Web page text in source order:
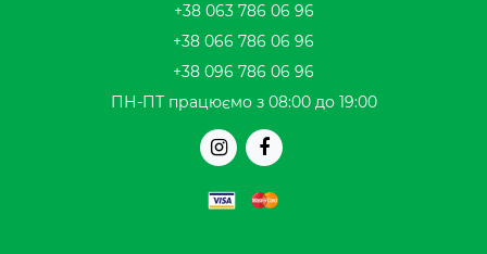
+38 063 786 06 96
+38 066 786 06 96
+38 096 786 06 96
ПН-ПТ працюємо з 08:00 до 19:00